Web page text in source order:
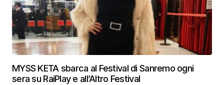
MYSS KETA sbarca al Festival di Sanremo ogni
sera su RaiPlay e all’Altro Festival